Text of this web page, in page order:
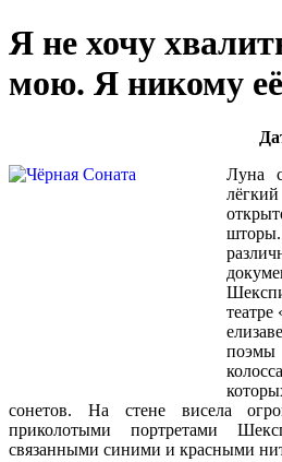
Я не хочу
мою. Я никому
Луна
сонетов. На стене висела
приколотыми портретами
связанными синими и красными